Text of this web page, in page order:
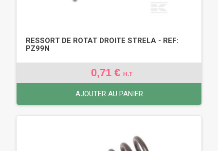
RESSORT DE ROTAT DROITE STRELA - REF:
PZ99N
0,71 € H.T
AJOUTER AU PANIER